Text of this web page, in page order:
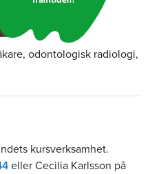
odontologisk radiologi,
kursverksamhet.
eller Cecilia Karlsson på